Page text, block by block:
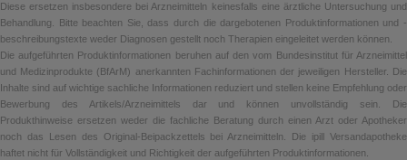
Diese ersetzen insbesondere bei Arzneimitteln keinesfalls eine ärztliche Untersuchung und
Behandlung. Bitte beachten Sie, dass durch die dargebotenen Produktinformationen und -
beschreibungstexte weder Diagnosen gestellt noch Therapien eingeleitet werden können.
Die aufgeführten Produktinformationen beruhen auf den vom Bundesinstitut für Arzneimittel
und Medizinprodukte (BfArM) anerkannten Fachinformationen der jeweiligen Hersteller. Die
Inhalte sind auf wichtige sachliche Informationen reduziert und stellen keine Empfehlung oder
Bewerbung des Artikels/Arzneimittels dar und können unvollständig sein. Die
Produkthinweise ersetzen weder die fachliche Beratung durch einen Arzt oder Apotheker
noch das Lesen des Original-Beipackzettels bei Arzneimitteln. Die ipill Versandapotheke
haftet nicht für Vollständigkeit und Richtigkeit der aufgeführten Produktinformationen.